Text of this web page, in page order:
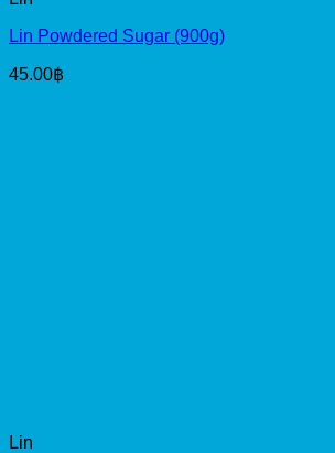
Lin Powdered Sugar (900g)
45.00฿
Lin